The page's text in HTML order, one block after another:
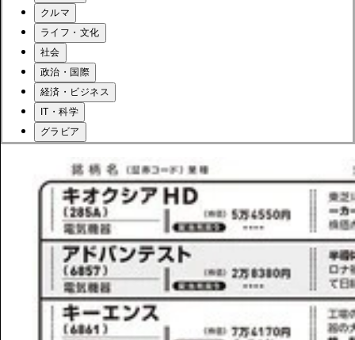
クルマ
ライフ・文化
社会
政治・国際
経済・ビジネス
IT・科学
グラビア